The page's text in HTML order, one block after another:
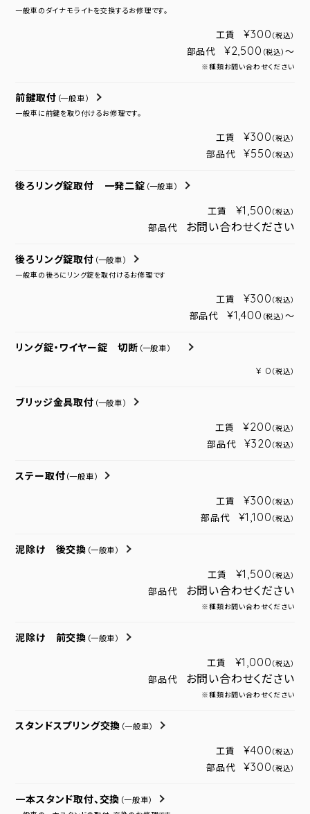
一般車のダイナモライトを交換するお修理です。
工賃 ¥300 （税込）
部品代 ¥2,500 （税込） ～
※種類お問い合わせください
前鍵取付 （一般車）
一般車に前鍵を取り付けるお修理です。
工賃 ¥300 （税込）
部品代 ¥550 （税込）
後ろリング錠取付 一発二錠 （一般車）
工賃 ¥1,500 （税込）
部品代 お問い合わせください
後ろリング錠取付 （一般車）
一般車の後ろにリング錠を取付けるお修理です
工賃 ¥300 （税込）
部品代 ¥1,400 （税込） ～
リング錠・ワイヤー錠 切断 （一般車）
¥ 0 （税込）
ブリッジ金具取付 （一般車）
工賃 ¥200 （税込）
部品代 ¥320 （税込）
ステー取付 （一般車）
工賃 ¥300 （税込）
部品代 ¥1,100 （税込）
泥除け 後交換 （一般車）
工賃 ¥1,500 （税込）
部品代 お問い合わせください
※種類お問い合わせください
泥除け 前交換 （一般車）
工賃 ¥1,000 （税込）
部品代 お問い合わせください
※種類お問い合わせください
スタンドスプリング交換 （一般車）
工賃 ¥400 （税込）
部品代 ¥300 （税込）
一本スタンド取付、交換 （一般車）